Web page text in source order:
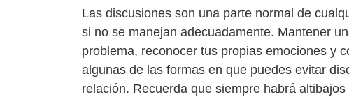
Las discusiones son una parte normal de
si no se manejan adecuadamente. Mantener
problema, reconocer tus propias emociones y
algunas de las formas en que puedes evitar
relación. Recuerda que siempre habrá